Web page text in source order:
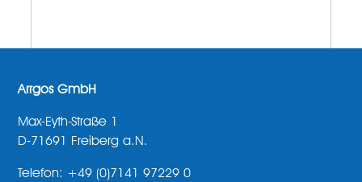
Arrgos GmbH
Max-Eyth-Straße 1
D-71691 Freiberg a.N.
Telefon: +49 (0)7141 97229 0